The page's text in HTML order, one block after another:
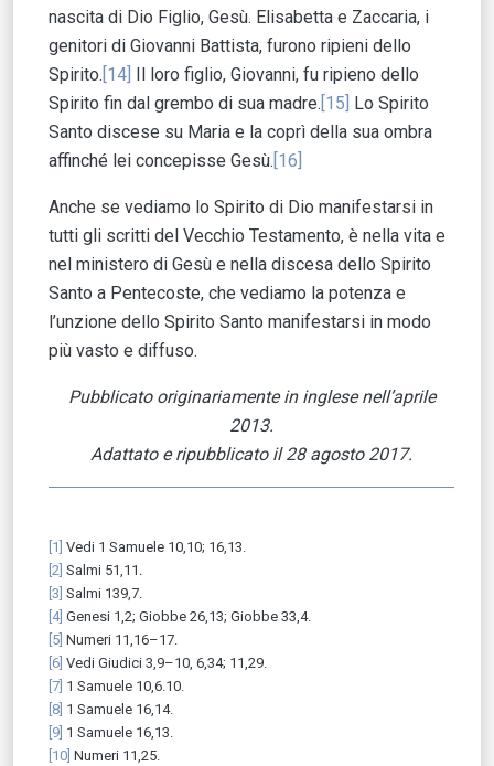
nascita di Dio Figlio, Gesù. Elisabetta e Zaccaria, i
genitori di Giovanni Battista, furono ripieni dello
Spirito.[14] Il loro figlio, Giovanni, fu ripieno dello
Spirito fin dal grembo di sua madre.[15] Lo Spirito
Santo discese su Maria e la coprì della sua ombra
affinché lei concepisse Gesù.[16]
Anche se vediamo lo Spirito di Dio manifestarsi in
tutti gli scritti del Vecchio Testamento, è nella vita e
nel ministero di Gesù e nella discesa dello Spirito
Santo a Pentecoste, che vediamo la potenza e
l’unzione dello Spirito Santo manifestarsi in modo
più vasto e diffuso.
Pubblicato originariamente in inglese nell’aprile
2013.
Adattato e ripubblicato il 28 agosto 2017.
[1] Vedi 1 Samuele 10,10; 16,13.
[2] Salmi 51,11 .
[3] Salmi 139,7.
[4] Genesi 1,2; Giobbe 26,13; Giobbe 33,4.
[5] Numeri 11,16–17.
[6] Vedi Giudici 3,9–10, 6,34; 11,29.
[7] 1 Samuele 10,6.10.
[8] 1 Samuele 16,14.
[9] 1 Samuele 16,13.
[10] Numeri 11,25.